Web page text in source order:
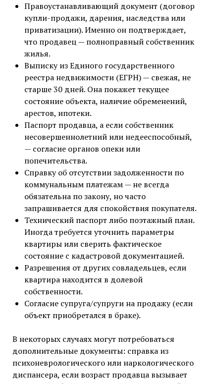
Правоустанавливающий документ (договор
купли-продажи, дарения, наследства или
приватизации). Именно он подтверждает,
что продавец — полноправный собственник
жилья.
Выписку из Единого государственного
реестра недвижимости (ЕГРН) — свежая, не
старше 30 дней. Она покажет текущее
состояние объекта, наличие обременений,
арестов, ипотеки.
Паспорт продавца, а если собственник
несовершеннолетний или недееспособный,
— согласие органов опеки или
попечительства.
Справку об отсутствии задолженности по
коммунальным платежам — не всегда
обязательна по закону, но часто
запрашивается для спокойствия покупателя.
Технический паспорт либо поэтажный план.
Иногда требуется уточнить параметры
квартиры или сверить фактическое
состояние с кадастровой документацией.
Разрешения от других совладельцев, если
квартира находится в долевой
собственности.
Согласие супруга/супруги на продажу (если
объект приобретался в браке).
В некоторых случаях могут потребоваться
дополнительные документы: справка из
психоневрологического или наркологического
диспансера, если возраст продавца вызывает